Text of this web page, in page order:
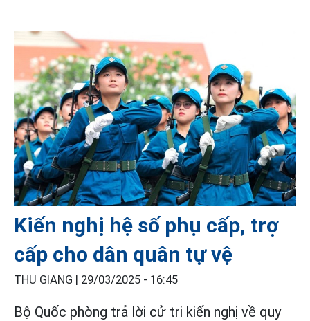
Kiến nghị hệ số phụ cấp, trợ
cấp cho dân quân tự vệ
THU GIANG | 29/03/2025 - 16:45
Bộ Quốc phòng trả lời cử tri kiến nghị về quy